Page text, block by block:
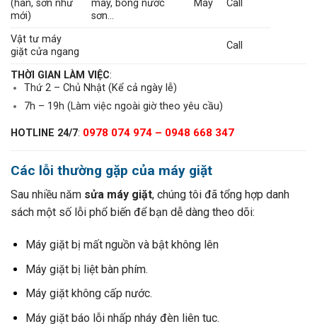
(hàn, sơn như
mới)
máy, bong nước
sơn…
Máy Call
Vật tư máy
giặt cửa ngang
Call
THỜI GIAN LÀM VIỆC:
Thứ 2 – Chủ Nhật (Kể cả ngày lễ)
7h – 19h (Làm việc ngoài giờ theo yêu cầu)
HOTLINE 24/7: 0978 074 974 – 0948 668 347
Các lỗi thường gặp của máy giặt
Sau nhiều năm sửa máy giặt, chúng tôi đã tổng hợp danh
sách một số lỗi phổ biến để bạn dễ dàng theo dõi:
Máy giặt bị mất nguồn và bật không lên
Máy giặt bị liệt bàn phím.
Máy giặt không cấp nước.
Máy giặt báo lỗi nhấp nháy đèn liên tuc.